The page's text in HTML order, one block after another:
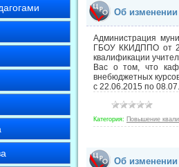
Об
Администрация
ГБОУ ККИДППО от
квалификации
Вас о том, что
внебюджетных
с 22.06.2015 по
Категория: Повышение
Об